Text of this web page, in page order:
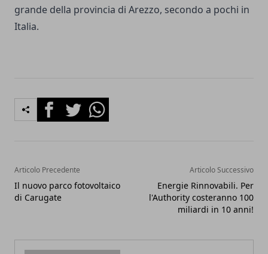
grande della provincia di Arezzo, secondo a pochi in
Italia.
FacebookTwitterWhatsapp
Articolo Precedente
Il nuovo parco fotovoltaico
di Carugate
Articolo Successivo
Energie Rinnovabili. Per
l'Authority costeranno 100
miliardi in 10 anni!